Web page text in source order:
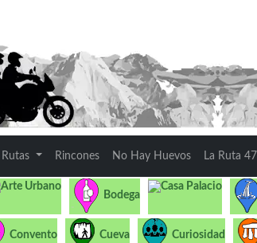
Rutas Rincones No Hay Huevos La Ruta 47
Arte Urbano
Bodega
Casa Palacio
Convento Cueva Curiosidad